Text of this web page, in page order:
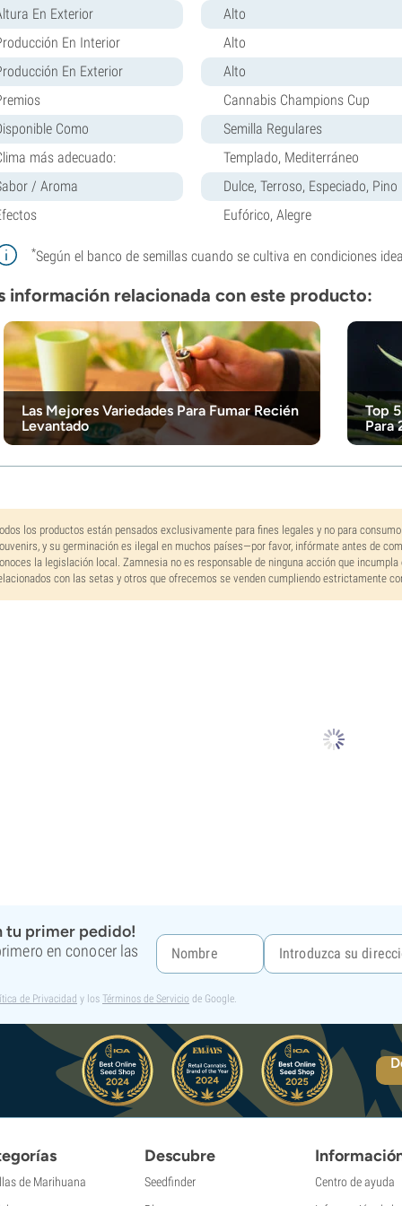
En Exterior
Alto
En Interior
Alto
En Exterior
Alto
Cannabis Champions Cup
Como
Semilla Regulares
más adecuado:
Templado, Mediterráneo
/ Aroma
Dulce, Terroso, Especiado, Pino
Eufórico, Alegre
*Según el banco de semillas cuando se cultiva en condiciones
información relacionada con este producto:
Las Mejores Variedades Para Fumar Recién
Levantado
Top
Para
los productos están pensados exclusivamente para fines legales y no para
y su germinación es ilegal en muchos países—por favor, infórmate antes de
la legislación local. Zamnesia no es responsable de ninguna acción que
con las setas y otros que ofrecemos se venden cumpliendo estrictamente
tu primer pedido!
en conocer las
de Privacidad y los Términos de Servicio de Google.
de Marihuana
Descubre
Seedfinder
Centro de ayuda